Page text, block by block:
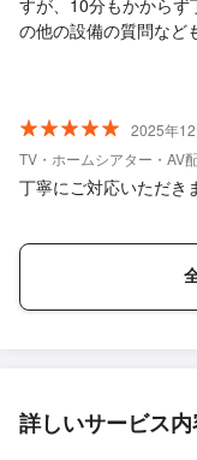
すが、10分もかからず
の他の設備の質問など
電気屋さんでした。
2025年
TV・ホームシアター・AV
丁寧にご対応いただき
詳しいサービス